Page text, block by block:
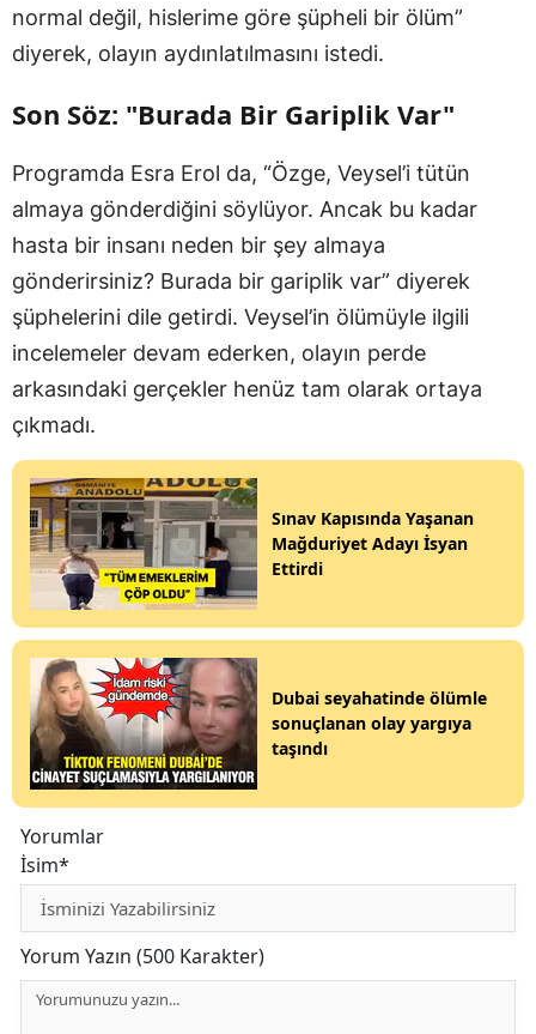
normal değil, hislerime göre şüpheli bir ölüm”
diyerek, olayın aydınlatılmasını istedi.
Son Söz: "Burada Bir Gariplik Var"
Programda Esra Erol da, “Özge, Veysel’i tütün
almaya gönderdiğini söylüyor. Ancak bu kadar
hasta bir insanı neden bir şey almaya
gönderirsiniz? Burada bir gariplik var” diyerek
şüphelerini dile getirdi. Veysel’in ölümüyle ilgili
incelemeler devam ederken, olayın perde
arkasındaki gerçekler henüz tam olarak ortaya
çıkmadı.
Sınav Kapısında Yaşanan
Mağduriyet Adayı İsyan
Ettirdi
Dubai seyahatinde ölümle
sonuçlanan olay yargıya
taşındı
Yorumlar
İsim*
Yorum Yazın (500 Karakter)